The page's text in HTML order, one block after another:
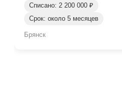
Списано: 2 200 000 ₽
Срок: около 5 месяцев
Брянск